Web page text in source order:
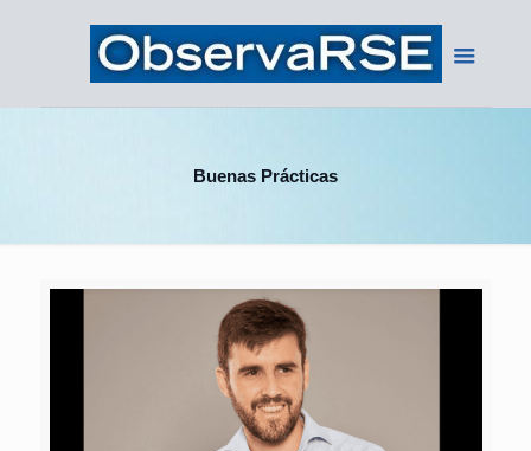
Buenas Prácticas